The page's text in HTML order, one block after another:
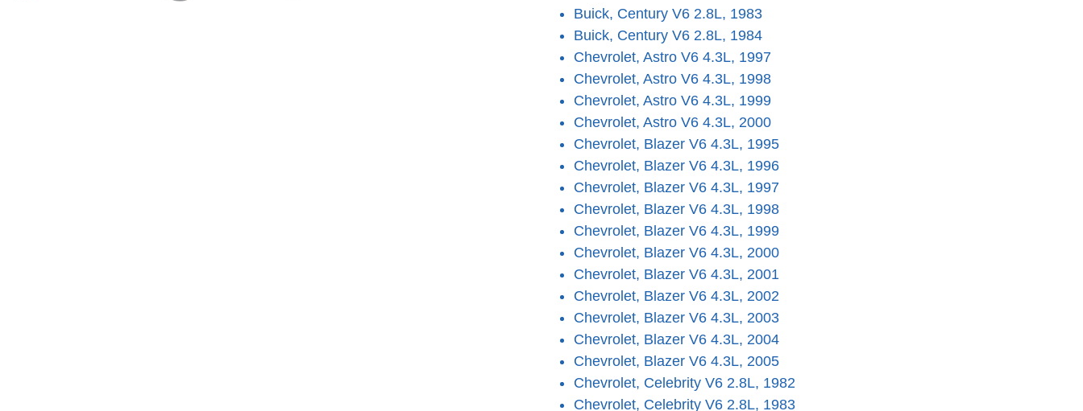
Buick, Century V6 2.8L, 1983
Buick, Century V6 2.8L, 1984
Chevrolet, Astro V6 4.3L, 1997
Chevrolet, Astro V6 4.3L, 1998
Chevrolet, Astro V6 4.3L, 1999
Chevrolet, Astro V6 4.3L, 2000
Chevrolet, Blazer V6 4.3L, 1995
Chevrolet, Blazer V6 4.3L, 1996
Chevrolet, Blazer V6 4.3L, 1997
Chevrolet, Blazer V6 4.3L, 1998
Chevrolet, Blazer V6 4.3L, 1999
Chevrolet, Blazer V6 4.3L, 2000
Chevrolet, Blazer V6 4.3L, 2001
Chevrolet, Blazer V6 4.3L, 2002
Chevrolet, Blazer V6 4.3L, 2003
Chevrolet, Blazer V6 4.3L, 2004
Chevrolet, Blazer V6 4.3L, 2005
Chevrolet, Celebrity V6 2.8L, 1982
Chevrolet, Celebrity V6 2.8L, 1983